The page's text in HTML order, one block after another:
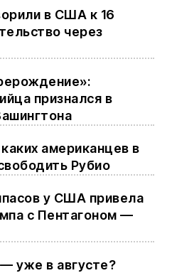
в США к 16
через
признался в
американцев в
Рубио
у США привела
с Пентагоном —
уже в августе?